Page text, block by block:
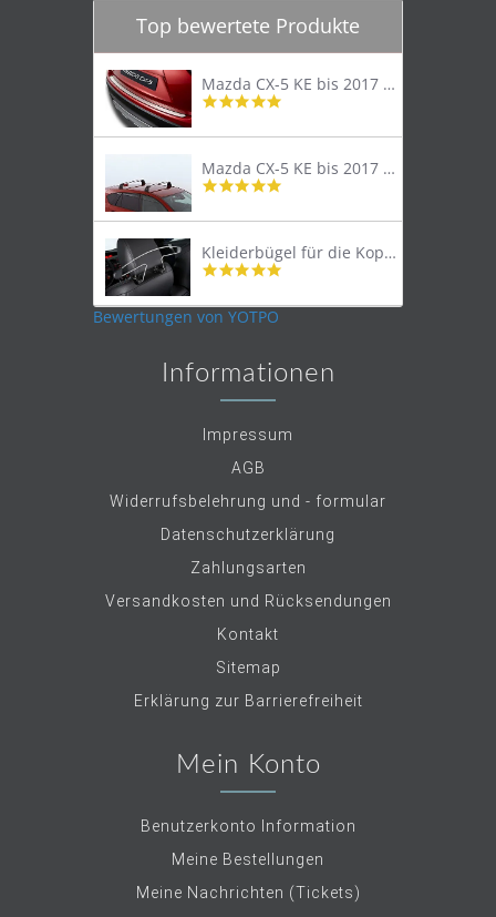
Top bewertete Produkte
Mazda CX-5 KE bis 2017 Trittschutzleiste Edelstahl original
4.8
rating
Mazda CX-5 KE bis 2017 Lastenträger Dachträger
4.9
rating
Kleiderbügel für die Kopfstütze
4.9
rating
Bewertungen von YOTPO
Informationen
Impressum
AGB
Widerrufsbelehrung und - formular
Datenschutzerklärung
Zahlungsarten
Versandkosten und Rücksendungen
Kontakt
Sitemap
Erklärung zur Barrierefreiheit
Mein Konto
Benutzerkonto Information
Meine Bestellungen
Meine Nachrichten (Tickets)